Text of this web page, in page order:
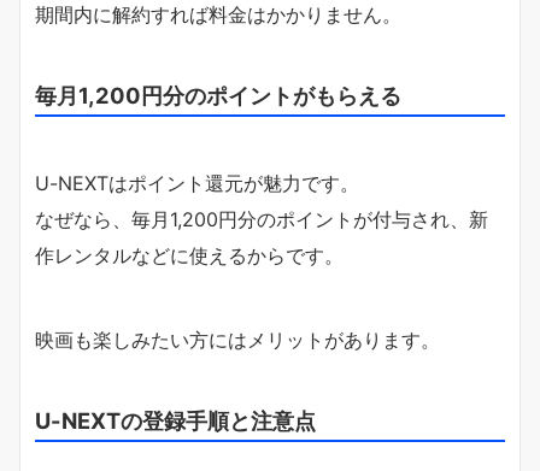
期間内に解約すれば料金はかかりません。
毎月1,200円分のポイントがもらえる
U-NEXTはポイント還元が魅力です。
なぜなら、毎月1,200円分のポイントが付与され、新
作レンタルなどに使えるからです。
映画も楽しみたい方にはメリットがあります。
U-NEXTの登録手順と注意点